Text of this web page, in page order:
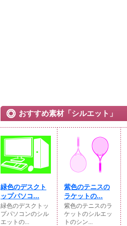
おすすめ素材「シルエット」
緑色のデスクト
ップパソコ...
緑色のデスクトッ
プパソコンのシル
エットの...
紫色のテニスの
ラケットの...
紫色のテニスのラ
ケットのシルエッ
トのシン...